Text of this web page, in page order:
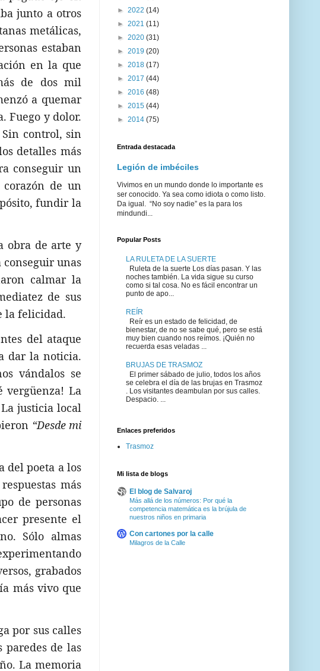
junto a otros
metálicas,
estaban
en la que
de dos mil
a quemar
Fuego y dolor.
control, sin
detalles más
conseguir un
de un
fundir la
obra de arte y
conseguir unas
calmar la
de sus
la felicidad.
del ataque
dar la noticia.
vándalos se
vergüenza! La
justicia local
“Desde mi
del poeta a los
más
de personas
presente el
Sólo almas
grabados
más vivo que
por sus calles
paredes de las
La memoria
► 2022 (14)
► 2021 (11)
► 2020 (31)
► 2019 (20)
► 2018 (17)
► 2017 (44)
► 2016 (48)
► 2015 (44)
► 2014 (75)
Entrada destacada
Legión de imbéciles
Vivimos en un mundo donde lo importante es
ser conocido. Ya sea como idiota o como listo.
Da igual. “No soy nadie” es la para los
mindundi...
Popular Posts
LA RULETA DE LA SUERTE
Ruleta de la suerte Los días pasan. Y las
noches también. La vida sigue su curso
como si tal cosa. No es fácil encontrar un
punto de apo...
REÍR
Reír es un estado de felicidad, de
bienestar, de no se sabe qué, pero se está
muy bien cuando nos reímos. ¡Quién no
recuerda esas veladas ...
BRUJAS DE TRASMOZ
El primer sábado de julio, todos los años
se celebra el día de las brujas en Trasmoz
. Los visitantes deambulan por sus calles.
Despacio. ...
Enlaces preferidos
Trasmoz
Mi lista de blogs
El blog de Salvaroj
Más allá de los números: Por qué la
competencia matemática es la brújula de
nuestros niños en primaria
Con cartones por la calle
Milagros de la Calle